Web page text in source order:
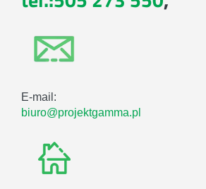
E-mail:
biuro@projektgamma.pl